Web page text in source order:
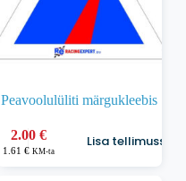
Peavoolulüliti märgukleebis
2.00 €
1.61 € KM-ta
Lisa tellimusse